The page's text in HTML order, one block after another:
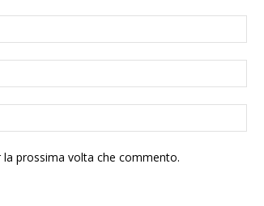
prossima volta che commento.